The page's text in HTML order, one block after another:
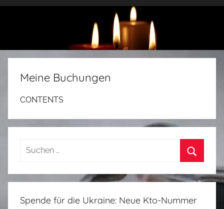
Meine Buchungen
CONTENTS
Suchen
Suchen
Spende für die Ukraine: Neue Kto-Nummer